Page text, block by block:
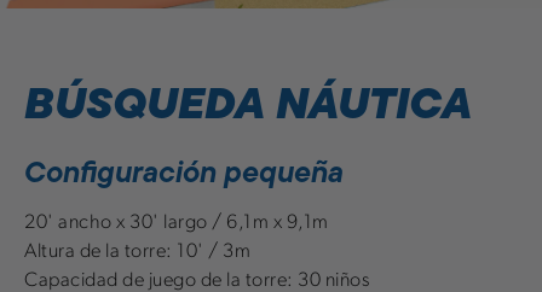
BÚSQUEDA NÁUTICA
Configuración pequeña
20' ancho x 30' largo / 6,1m x 9,1m
Altura de la torre: 10' / 3m
Capacidad de juego de la torre: 30 niños